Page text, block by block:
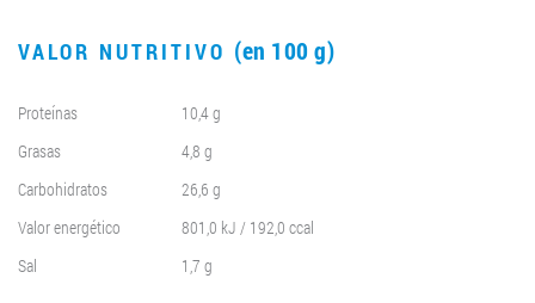
VALOR NUTRITIVO (en 100 g)
Proteínas
10,4 g
Grasas
4,8 g
Carbohidratos
26,6 g
Valor energético
801,0 kJ / 192,0 ccal
Sal
1,7 g